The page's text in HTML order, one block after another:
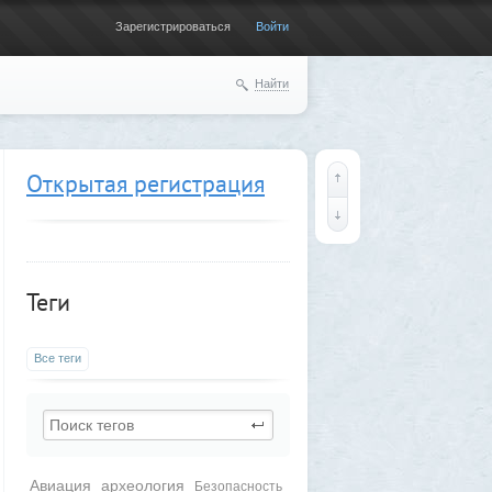
Зарегистрироваться Войти
Найти
Открытая регистрация
Теги
Все теги
Авиация археология Безопасность